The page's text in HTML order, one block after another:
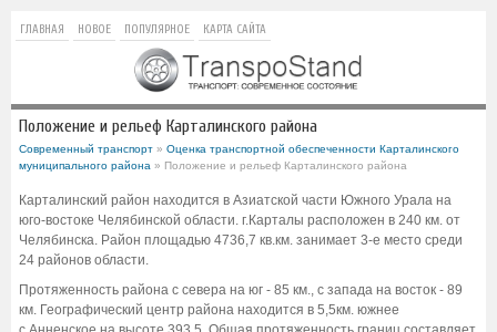
ГЛАВНАЯ НОВОЕ ПОПУЛЯРНОЕ КАРТА САЙТА
Положение и рельеф Карталинского района
Современный транспорт » Оценка транспортной обеспеченности Карталинского
муниципального района » Положение и рельеф Карталинского района
Карталинский район находится в Азиатской части Южного Урала на
юго-востоке Челябинской области. г.Карталы расположен в 240 км. от
Челябинска. Район площадью 4736,7 кв.км. занимает 3-е место среди
24 районов области.
Протяженность района с севера на юг - 85 км., с запада на восток - 89
км. Географический центр района находится в 5,5км. южнее